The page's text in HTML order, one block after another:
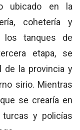
ubicado en la
cohetería y
los tanques de
etapa, se
de la provincia y
sirio. Mientras
se crearía en
y policías